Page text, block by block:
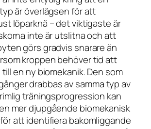
är överlägsen för att
löparknä – det viktigaste är
inte är utslitna och att
görs gradvis snarare än
kroppen behöver tid att
en ny biomekanik. Den som
drabbas av samma typ av
träningsprogression kan
mer djupgående biomekanisk
att identifiera bakomliggande